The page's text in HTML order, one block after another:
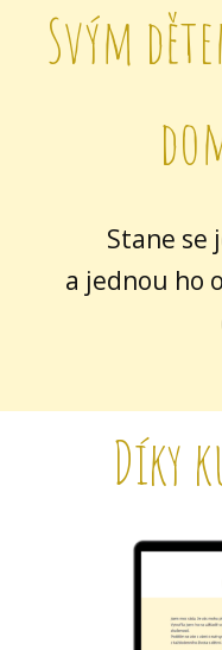
Svým
Stane se
a jednou ho
Díky